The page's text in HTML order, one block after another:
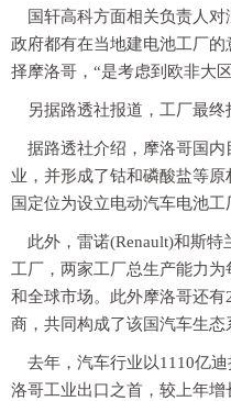
国轩高科方面相关负责人
政府都有在当地建电池工厂
择摩洛哥，“是考虑到欧非大
另据路透社报道，工厂最终
据路透社介绍，摩洛哥国
业，并形成了钴和磷酸盐等
国定位为设立电动汽车电池工
此外，雷诺(Renault)和斯特
工厂，两家工厂总生产能力
和全球市场。此外摩洛哥还
商，共同构成了该国汽车生态
去年，汽车行业以1110亿
洛哥工业出口之首，较上年增